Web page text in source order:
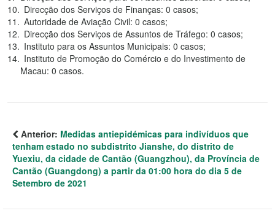
Direcção dos Serviços de Finanças: 0 casos;
Autoridade de Aviação Civil: 0 casos;
Direcção dos Serviços de Assuntos de Tráfego: 0 casos;
Instituto para os Assuntos Municipais: 0 casos;
Instituto de Promoção do Comércio e do Investimento de
Macau: 0 casos.
Anterior: Medidas antiepidémicas para indivíduos que
tenham estado no subdistrito Jianshe, do distrito de
Yuexiu, da cidade de Cantão (Guangzhou), da Província de
Cantão (Guangdong) a partir da 01:00 hora do dia 5 de
Setembro de 2021